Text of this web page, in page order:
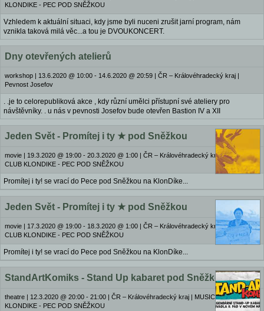
KLONDIKE - PEC POD SNĚŽKOU
Vzhledem k aktuální situaci, kdy jsme byli nuceni zrušit jarní program, nám
vznikla taková milá věc...a tou je DVOUKONCERT.
Dny otevřených atelierů
workshop | 13.6.2020 @ 10:00 - 14.6.2020 @ 20:59 | ČR – Královéhradecký kraj |
Pevnost Josefov
. .je to celorepubliková akce , kdy různí umělci přístupní své ateliery pro
návštěvníky. . u nás v pevnosti Josefov bude otevřen Bastion IV a XII
Jeden Svět - Promítej i ty ★ pod Sněžkou
movie | 19.3.2020 @ 19:00 - 20.3.2020 @ 1:00 | ČR – Královéhradecký kraj | MUSIC
CLUB KLONDIKE - PEC POD SNĚŽKOU
Promítej i ty! se vrací do Pece pod Sněžkou na KlonDíke...
Jeden Svět - Promítej i ty ★ pod Sněžkou
movie | 17.3.2020 @ 19:00 - 18.3.2020 @ 1:00 | ČR – Královéhradecký kraj | MUSIC
CLUB KLONDIKE - PEC POD SNĚŽKOU
Promítej i ty! se vrací do Pece pod Sněžkou na KlonDíke...
StandArtKomiks - Stand Up kabaret pod Sněžkou
theatre | 12.3.2020 @ 20:00 - 21:00 | ČR – Královéhradecký kraj | MUSIC CLUB
KLONDIKE - PEC POD SNĚŽKOU